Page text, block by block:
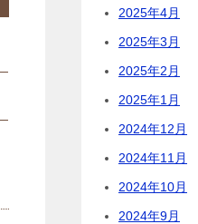
2025年4月
2025年3月
2025年2月
2025年1月
2024年12月
2024年11月
2024年10月
2024年9月